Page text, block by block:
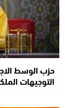
حزب الوسط
التوجيهات